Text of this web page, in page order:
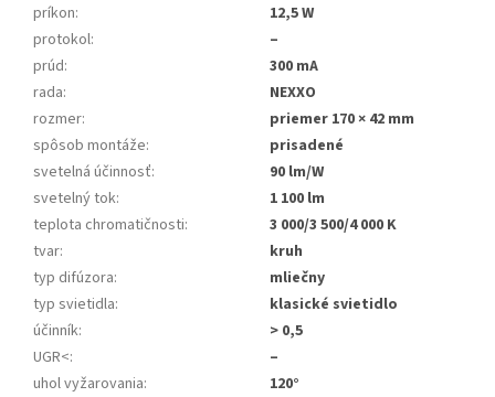
príkon:
12,5 W
protokol:
–
prúd:
300 mA
rada:
NEXXO
rozmer:
priemer 170 × 42 mm
spôsob montáže:
prisadené
svetelná účinnosť:
90 lm/W
svetelný tok:
1 100 lm
teplota chromatičnosti:
3 000/3 500/4 000 K
tvar:
kruh
typ difúzora:
mliečny
typ svietidla:
klasické svietidlo
účinník:
> 0,5
UGR<:
–
uhol vyžarovania:
120°